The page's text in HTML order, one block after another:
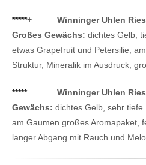
*****+
Winninger Uhlen
Großes Gewächs: dichtes Gelb,
etwas Grapefruit und Petersilie,
Struktur, Mineralik im Ausdruck,
*****
Winninger Uhlen
Gewächs: dichtes Gelb, sehr
am Gaumen großes Aromapaket,
langer Abgang mit Rauch und